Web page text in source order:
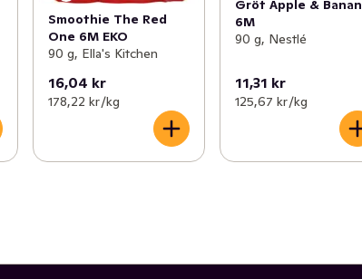
Smoothie The Red
One 6M EKO
90 g, Ella's Kitchen
16,04 kr
178,22 kr /kg
Gröt Äpple & Banan
6M
90 g, Nestlé
11,31 kr
125,67 kr /kg